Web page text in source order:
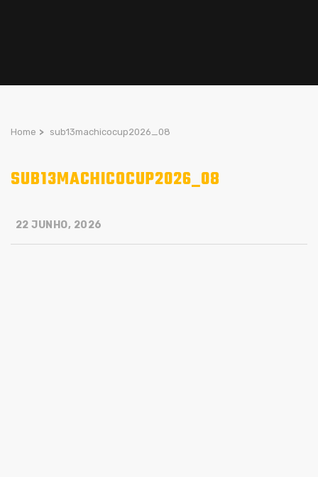
Home > sub13machicocup2026_08
SUB13MACHICOCUP2026_08
22 JUNHO, 2026